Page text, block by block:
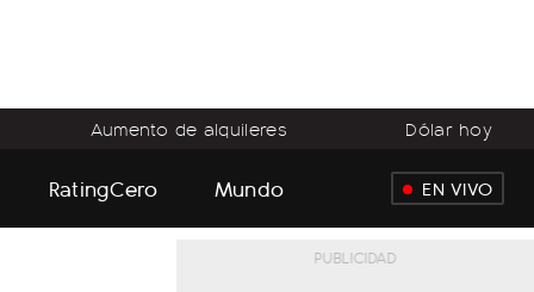
Aumento de alquileres Dólar hoy
RatingCero Mundo EN VIVO